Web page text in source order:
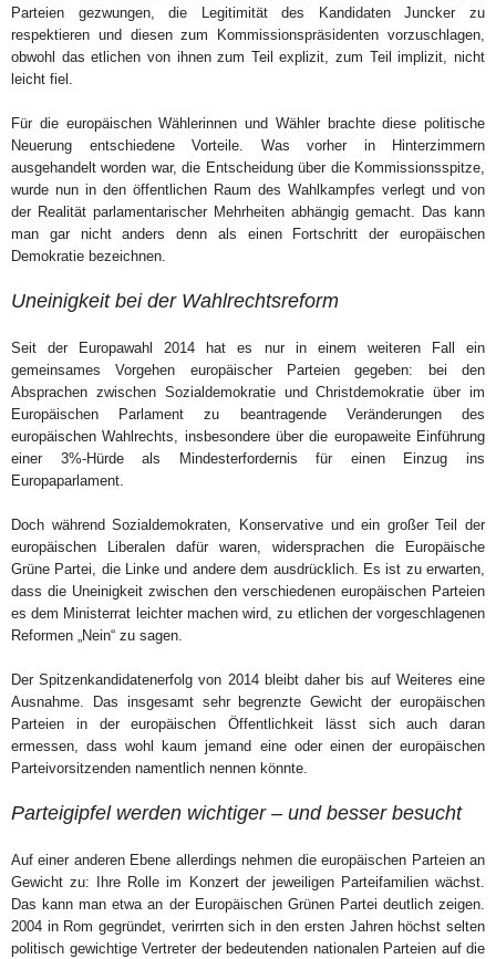
Parteien gezwungen, die Legitimität des Kandidaten Juncker zu
respektieren und diesen zum Kommissionspräsidenten vorzuschlagen,
obwohl das etlichen von ihnen zum Teil explizit, zum Teil implizit, nicht
leicht fiel.
Für die europäischen Wählerinnen und Wähler brachte diese politische
Neuerung entschiedene Vorteile. Was vorher in Hinterzimmern
ausgehandelt worden war, die Entscheidung über die Kommissionsspitze,
wurde nun in den öffentlichen Raum des Wahlkampfes verlegt und von
der Realität parlamentarischer Mehrheiten abhängig gemacht. Das kann
man gar nicht anders denn als einen Fortschritt der europäischen
Demokratie bezeichnen.
Uneinigkeit bei der Wahlrechtsreform
Seit der Europawahl 2014 hat es nur in einem weiteren Fall ein
gemeinsames Vorgehen europäischer Parteien gegeben: bei den
Absprachen zwischen Sozialdemokratie und Christdemokratie über im
Europäischen Parlament zu beantragende Veränderungen des
europäischen Wahlrechts, insbesondere über die europaweite Einführung
einer 3%-Hürde als Mindesterfordernis für einen Einzug ins
Europaparlament.
Doch während Sozialdemokraten, Konservative und ein großer Teil der
europäischen Liberalen dafür waren, widersprachen die Europäische
Grüne Partei, die Linke und andere dem ausdrücklich. Es ist zu erwarten,
dass die Uneinigkeit zwischen den verschiedenen europäischen Parteien
es dem Ministerrat leichter machen wird, zu etlichen der vorgeschlagenen
Reformen „Nein“ zu sagen.
Der Spitzenkandidatenerfolg von 2014 bleibt daher bis auf Weiteres eine
Ausnahme. Das insgesamt sehr begrenzte Gewicht der europäischen
Parteien in der europäischen Öffentlichkeit lässt sich auch daran
ermessen, dass wohl kaum jemand eine oder einen der europäischen
Parteivorsitzenden namentlich nennen könnte.
Parteigipfel werden wichtiger – und besser besucht
Auf einer anderen Ebene allerdings nehmen die europäischen Parteien an
Gewicht zu: Ihre Rolle im Konzert der jeweiligen Parteifamilien wächst.
Das kann man etwa an der Europäischen Grünen Partei deutlich zeigen.
2004 in Rom gegründet, verirrten sich in den ersten Jahren höchst selten
politisch gewichtige Vertreter der bedeutenden nationalen Parteien auf die